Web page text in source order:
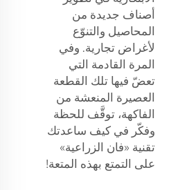
أصناف جديدة من
المحاصيل والتنوّع
لأغراض تجارية. وفي
المرة القادمة التي
تعضّ فيها تلك القطعة
العصيرة المنعشة من
الفاكهة، توقَّف للحظة
وفكّر في كيف ساعدتك
تقنية «فان الزراعية»
على التمتع بهذه المتعة!